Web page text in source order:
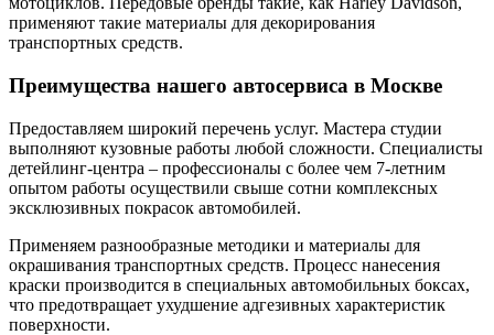
применяют такие материалы для декорирования
транспортных средств.
Преимущества нашего автосервиса в Москве
Предоставляем широкий перечень услуг. Мастера студии
выполняют кузовные работы любой сложности. Специалисты
детейлинг-центра – профессионалы с более чем 7-летним
опытом работы осуществили свыше сотни комплексных
эксклюзивных покрасок автомобилей.
Применяем разнообразные методики и материалы для
окрашивания транспортных средств. Процесс нанесения
краски производится в специальных автомобильных боксах,
что предотвращает ухудшение адгезивных характеристик
поверхности.